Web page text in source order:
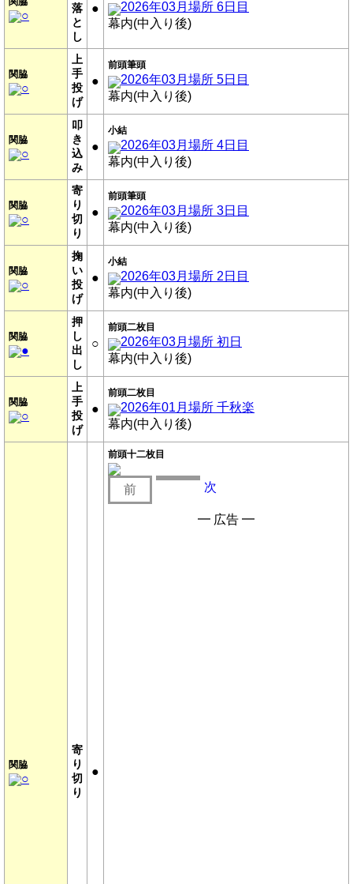
○
落
と
し
●
2026年03月場所 6日目
幕内(中入り後)
関脇
○
上
手
投
げ
●
前頭筆頭
2026年03月場所 5日目
幕内(中入り後)
関脇
○
叩
き
込
み
●
小結
2026年03月場所 4日目
幕内(中入り後)
関脇
○
寄
り
切
り
●
前頭筆頭
2026年03月場所 3日目
幕内(中入り後)
関脇
○
掬
い
投
げ
●
小結
2026年03月場所 2日目
幕内(中入り後)
関脇
●
押
し
出
し
○
前頭二枚目
2026年03月場所 初日
幕内(中入り後)
関脇
○
上
手
投
げ
●
前頭二枚目
2026年01月場所 千秋楽
幕内(中入り後)
関脇
○
寄
り
切
り
●
前頭十二枚目
前 次
━ 広告 ━